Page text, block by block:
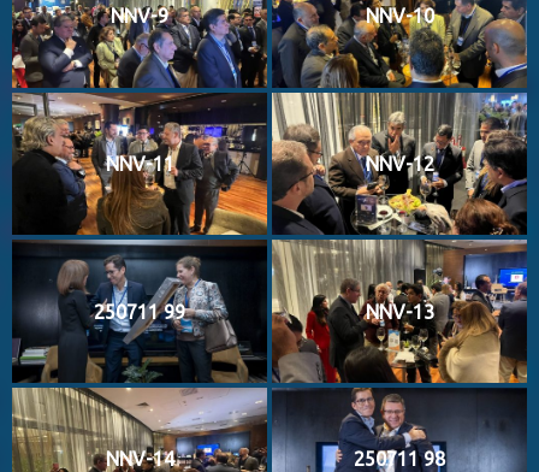
NNV-9 NNV-10
NNV-11 NNV-12
250711 99 NNV-13
NNV-14 250711 98